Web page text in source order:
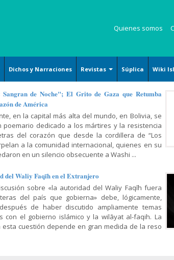
Quienes somos
Historia
y Ética
y Educación
y Shiismo
Dichos y Narraciones Revistas
Revista Kauzar
Revista Zaqalain
Súplica Wiki
de Noche"; El Grito de Gaza que Retumba
de América
en la capital más alta del mundo, en Bolivia, se
poemario dedicado a los mártires y la resistencia
del corazón que desde la cordillera de “Los
a la comunidad internacional, quienes en su
en un silencio obsecuente a Washi ...
del Waliy Faqīh en el Extranjero
sobre «la autoridad del Waliy Faqīh fuera
del país que gobierna» debe, lógicamente,
de haber discutido ampliamente temas
con el gobierno islámico y la wilāyat al-faqih. La
cuestión depende en gran medida de la reso